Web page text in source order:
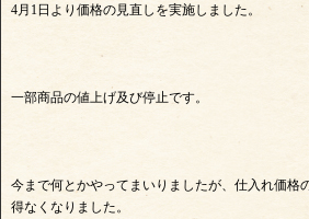
4月1日より価格の見直しを実施しました。
一部商品の値上げ及び停止です。
今まで何とかやってまいりましたが、仕入れ価格
得なくなりました。